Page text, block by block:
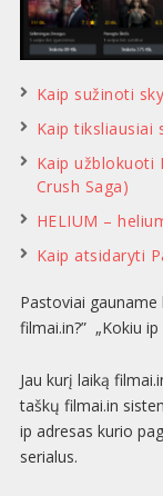
Kaip sužinoti
Kaip tiksliausiai
Kaip užblokuoti
Crush Saga)
HELIUM –
Kaip atsidaryti
Pastoviai
filmai.in?” „Kokiu
Jau kurį laiką
taškų filmai.in
ip adresas kurio
serialus.